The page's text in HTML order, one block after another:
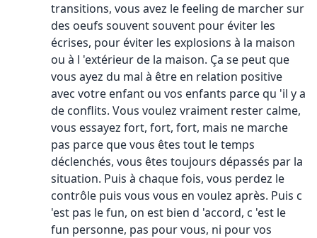
transitions, vous avez le feeling de marcher sur
des oeufs souvent souvent pour éviter les
écrises, pour éviter les explosions à la maison
ou à l 'extérieur de la maison. Ça se peut que
vous ayez du mal à être en relation positive
avec votre enfant ou vos enfants parce qu 'il y a
de conflits. Vous voulez vraiment rester calme,
vous essayez fort, fort, fort, mais ne marche
pas parce que vous êtes tout le temps
déclenchés, vous êtes toujours dépassés par la
situation. Puis à chaque fois, vous perdez le
contrôle puis vous vous en voulez après. Puis c
'est pas le fun, on est bien d 'accord, c 'est le
fun personne, pas pour vous, ni pour vos